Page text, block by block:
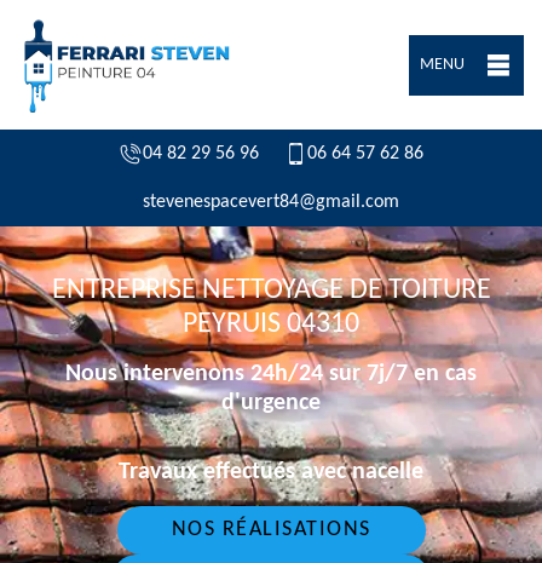
MENU
04 82 29 56 96 06 64 57 62 86
stevenespacevert84@gmail.com
ENTREPRISE NETTOYAGE DE TOITURE
PEYRUIS 04310
Nous intervenons 24h/24 sur 7j/7 en cas
d'urgence
Travaux effectués avec nacelle
NOS RÉALISATIONS